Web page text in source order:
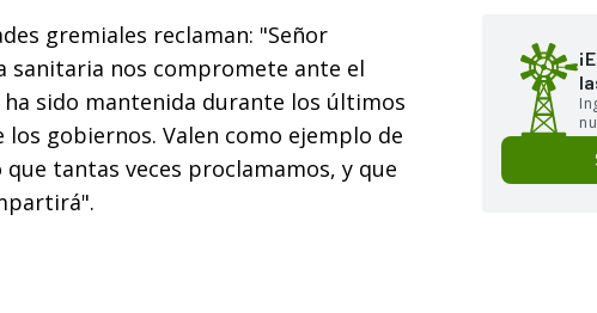
gremiales reclaman: "Señor
sanitaria nos compromete ante el
ha sido mantenida durante los últimos
gobiernos. Valen como ejemplo de
que tantas veces proclamamos, y que